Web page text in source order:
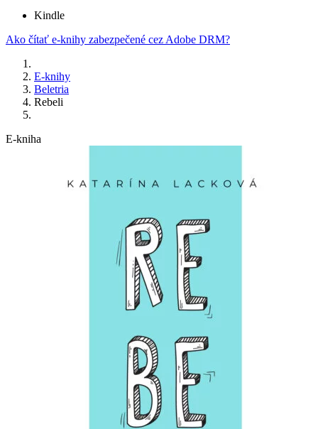
Kindle
Ako čítať e-knihy zabezpečené cez Adobe DRM?
E-knihy
Beletria
Rebeli
E-kniha